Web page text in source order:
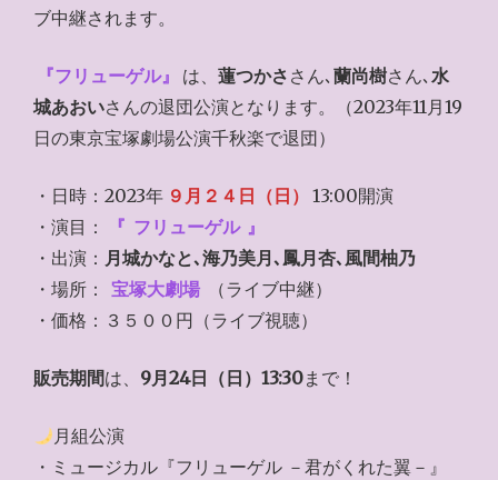
ブ中継されます。
『フリューゲル』 は、蓮つかさ さん､蘭尚樹さん､水
城あおいさんの退団公演となります。（2023年11月19
日の東京宝塚劇場公演千秋楽で退団）
・日時：2023年 ９月２４日（日）
13:00開演
・演目：
『 フリューゲル 』
・出演： 月城かなと､海乃美月､鳳月杏､風間柚乃
・場所：
宝塚大劇場
（ライブ中継）
・価格：３５００円（ライブ視聴）
販売期間は、 9月24日（日）13:30まで！
月組公演
・ミュージカル『フリューゲル －君がくれた翼－』